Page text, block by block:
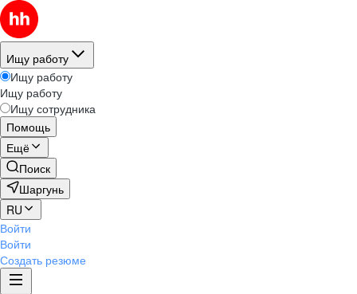
Ищу работу
Ищу работу
Ищу работу
Ищу сотрудника
Помощь
Ещё
Поиск
Шаргунь
RU
Войти
Войти
Создать резюме